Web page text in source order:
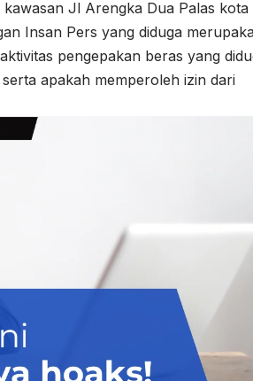
Jl Arengka Dua Palas kota
Insan Pers yang diduga
pengepakan beras yang
apakah memperoleh izin dari